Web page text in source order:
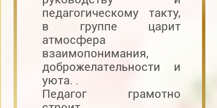
педагогическому такту,
в группе царит
атмосфера
взаимопонимания,
доброжелательности и
уюта. .
Педагог грамотно